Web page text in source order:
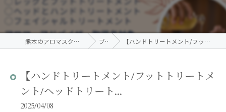
熊本のアロマスクールならAroma Terrace ブログ 【ハンドトリートメント/フットトリートメント/ヘッドトリート...
【ハンドトリートメント/フットトリートメ
ント/ヘッドトリート...
2025/04/08